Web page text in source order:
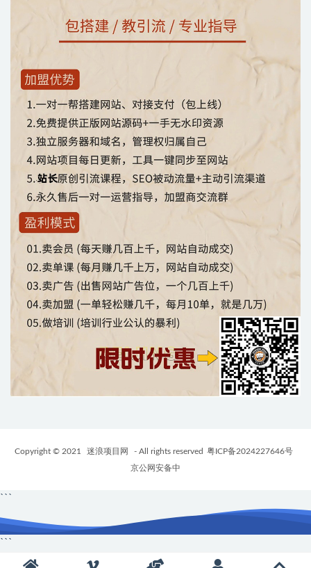
Copyright © 2021 迷浪项目网 - All rights reserved 粤ICP备2024227646号
京公网安备中
```
```